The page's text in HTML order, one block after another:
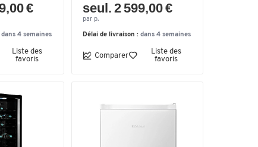
€
dans 4 semaines
Liste des
favoris
seul. 2 599,00 €
par p.
Délai de livraison : dans 4 semaines
Comparer
Liste des
favoris